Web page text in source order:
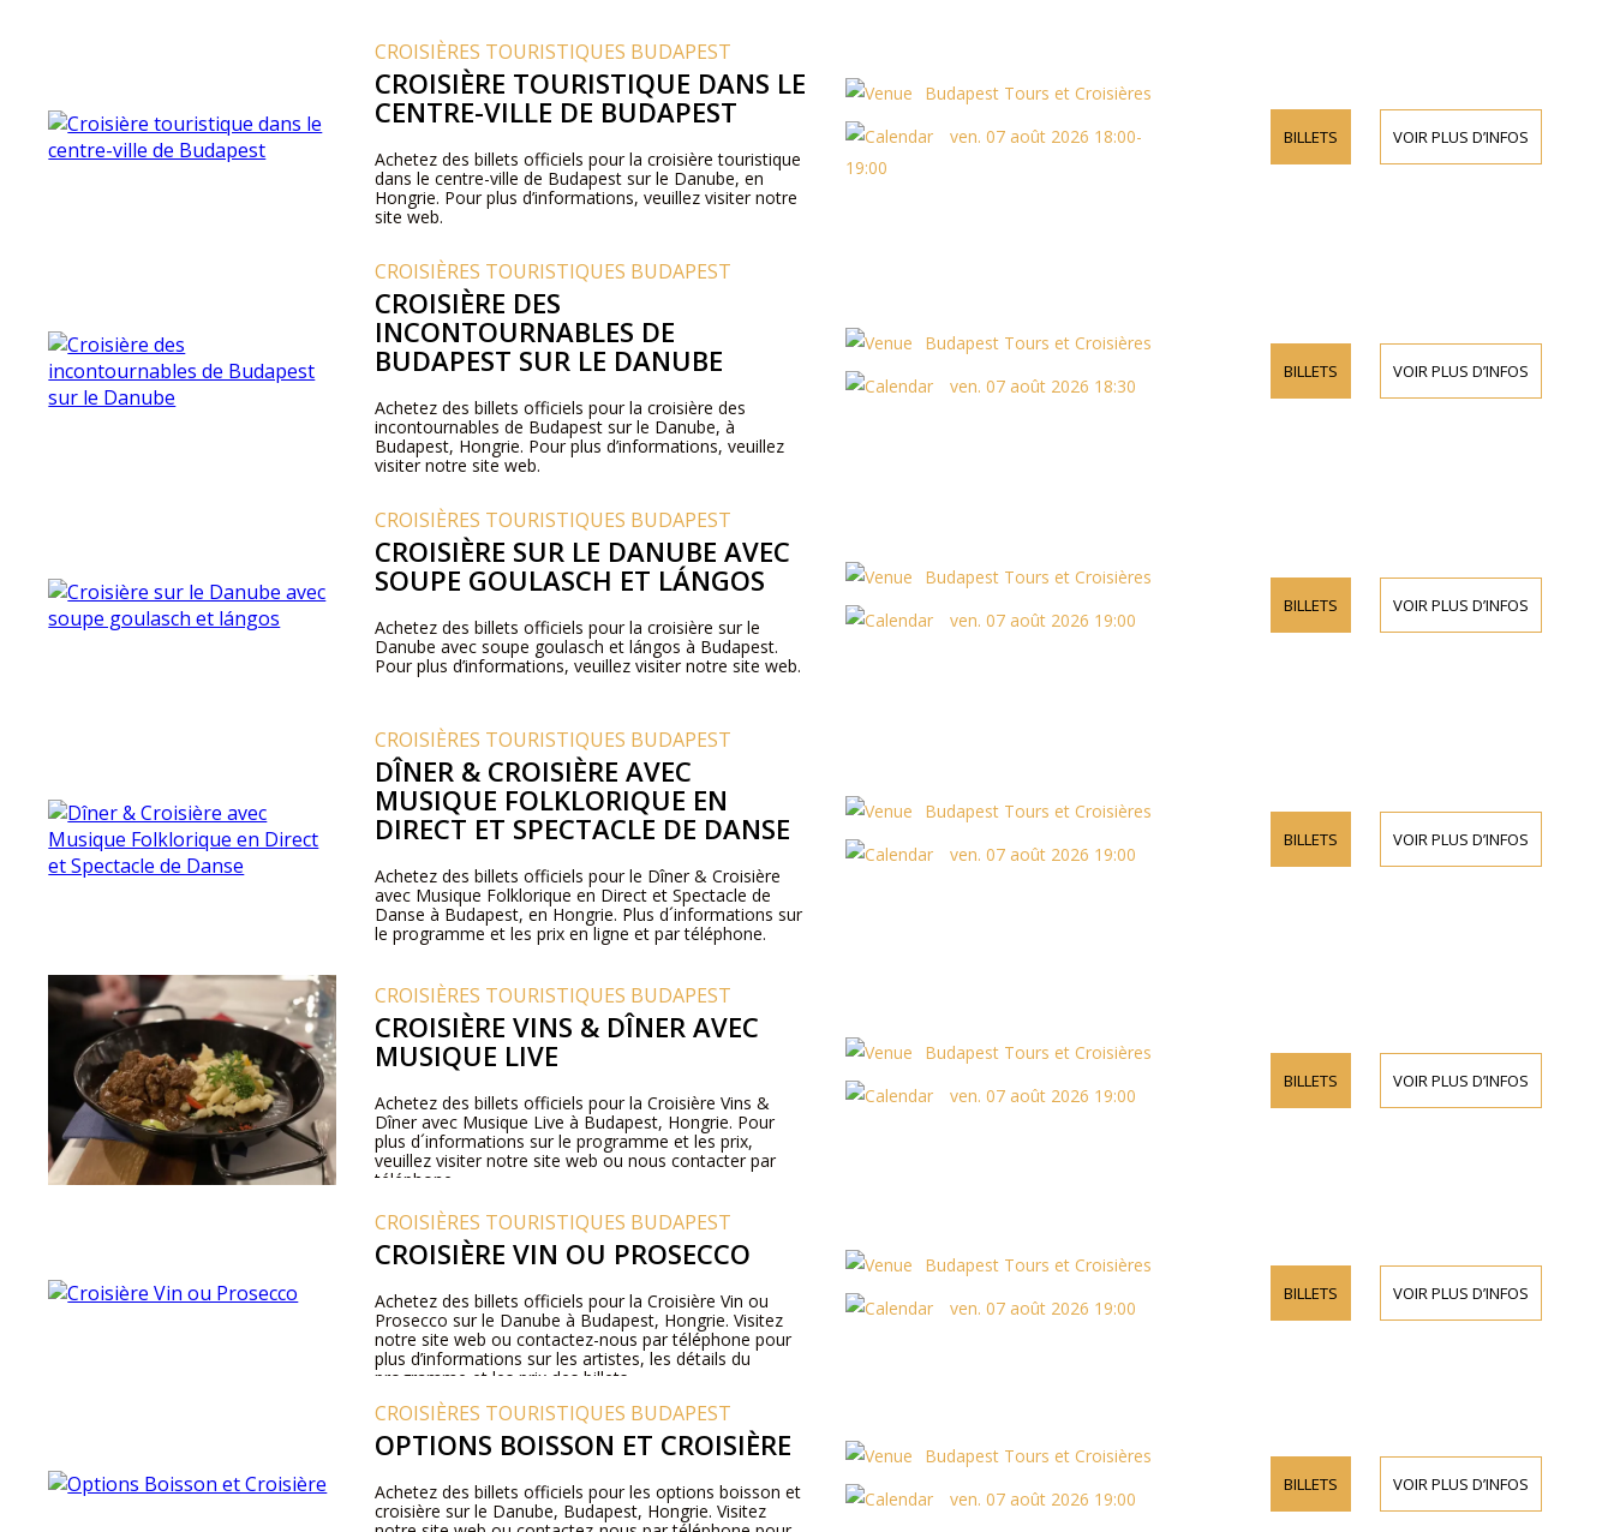
CROISIÈRES TOURISTIQUES BUDAPEST
CROISIÈRE TOURISTIQUE DANS LE
CENTRE-VILLE DE BUDAPEST
Achetez des billets officiels pour la croisière touristique
dans le centre-ville de Budapest sur le Danube, en
Hongrie. Pour plus d’informations, veuillez visiter notre
site web.
Budapest Tours et Croisières
ven. 07 août 2026 18:00-
19:00
BILLETS VOIR PLUS D’INFOS
CROISIÈRES TOURISTIQUES BUDAPEST
CROISIÈRE DES
INCONTOURNABLES DE
BUDAPEST SUR LE DANUBE
Achetez des billets officiels pour la croisière des
incontournables de Budapest sur le Danube, à
Budapest, Hongrie. Pour plus d’informations, veuillez
visiter notre site web.
Budapest Tours et Croisières
ven. 07 août 2026 18:30
BILLETS VOIR PLUS D’INFOS
CROISIÈRES TOURISTIQUES BUDAPEST
CROISIÈRE SUR LE DANUBE AVEC
SOUPE GOULASCH ET LÁNGOS
Achetez des billets officiels pour la croisière sur le
Danube avec soupe goulasch et lángos à Budapest.
Pour plus d’informations, veuillez visiter notre site web.
Budapest Tours et Croisières
ven. 07 août 2026 19:00
BILLETS VOIR PLUS D’INFOS
CROISIÈRES TOURISTIQUES BUDAPEST
DÎNER & CROISIÈRE AVEC
MUSIQUE FOLKLORIQUE EN
DIRECT ET SPECTACLE DE DANSE
Achetez des billets officiels pour le Dîner & Croisière
avec Musique Folklorique en Direct et Spectacle de
Danse à Budapest, en Hongrie. Plus d´informations sur
le programme et les prix en ligne et par téléphone.
Budapest Tours et Croisières
ven. 07 août 2026 19:00
BILLETS VOIR PLUS D’INFOS
CROISIÈRES TOURISTIQUES BUDAPEST
CROISIÈRE VINS & DÎNER AVEC
MUSIQUE LIVE
Achetez des billets officiels pour la Croisière Vins &
Dîner avec Musique Live à Budapest, Hongrie. Pour
plus d´informations sur le programme et les prix,
veuillez visiter notre site web ou nous contacter par
téléphone.
Budapest Tours et Croisières
ven. 07 août 2026 19:00
BILLETS VOIR PLUS D’INFOS
CROISIÈRES TOURISTIQUES BUDAPEST
CROISIÈRE VIN OU PROSECCO
Achetez des billets officiels pour la Croisière Vin ou
Prosecco sur le Danube à Budapest, Hongrie. Visitez
notre site web ou contactez-nous par téléphone pour
plus d’informations sur les artistes, les détails du
programme et les prix des billets.
Budapest Tours et Croisières
ven. 07 août 2026 19:00
BILLETS VOIR PLUS D’INFOS
CROISIÈRES TOURISTIQUES BUDAPEST
OPTIONS BOISSON ET CROISIÈRE
Achetez des billets officiels pour les options boisson et
croisière sur le Danube, Budapest, Hongrie. Visitez
Budapest Tours et Croisières
ven. 07 août 2026 19:00
BILLETS VOIR PLUS D’INFOS